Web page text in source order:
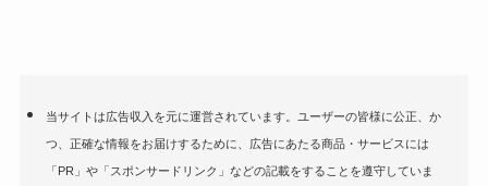
当サイトは広告収入を元に運営されています。ユーザーの皆様に公正、か
つ、正確な情報をお届けするために、広告にあたる商品・サービスには
「PR」や「スポンサードリンク」などの記載をすることを遵守していま